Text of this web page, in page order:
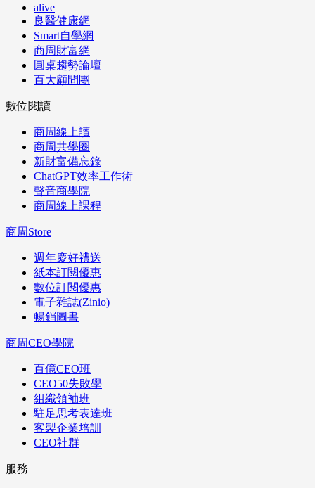
alive
良醫健康網
Smart自學網
商周財富網
圓桌趨勢論壇
百大顧問團
數位閱讀
商周線上讀
商周共學圈
新財富備忘錄
ChatGPT效率工作術
聲音商學院
商周線上課程
商周Store
週年慶好禮送
紙本訂閱優惠
數位訂閱優惠
電子雜誌(Zinio)
暢銷圖書
商周CEO學院
百億CEO班
CEO50失敗學
組織領袖班
駐足思考表達班
客製企業培訓
CEO社群
服務